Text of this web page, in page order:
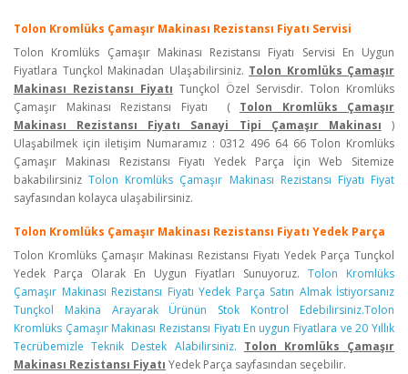
Tolon Kromlüks Çamaşır Makinası Rezistansı Fiyatı Servisi
Tolon Kromlüks Çamaşır Makinası Rezistansı Fiyatı Servisi En Uygun
Fiyatlara Tunçkol Makinadan Ulaşabilirsiniz. Tolon Kromlüks Çamaşır
Makinası Rezistansı Fiyatı Tunçkol Özel Servisdir. Tolon Kromlüks
Çamaşır Makinası Rezistansı Fiyatı ( Tolon Kromlüks Çamaşır
Makinası Rezistansı Fiyatı Sanayi Tipi Çamaşır Makinası )
Ulaşabilmek için iletişim Numaramız : 0312 496 64 66 Tolon Kromlüks
Çamaşır Makinası Rezistansı Fiyatı Yedek Parça İçin Web Sitemize
bakabilirsinizTolon Kromlüks Çamaşır Makinası Rezistansı Fiyatı Fiyat
sayfasından kolayca ulaşabilirsiniz.
Tolon Kromlüks Çamaşır Makinası Rezistansı Fiyatı Yedek Parça
Tolon Kromlüks Çamaşır Makinası Rezistansı Fiyatı Yedek Parça Tunçkol
Yedek Parça Olarak En Uygun Fiyatları Sunuyoruz. Tolon Kromlüks
Çamaşır Makinası Rezistansı Fiyatı Yedek Parça Satın Almak İstiyorsanız
Tunçkol Makina Arayarak Ürünün Stok Kontrol Edebilirsiniz.Tolon
Kromlüks Çamaşır Makinası Rezistansı Fiyatı En uygun Fiyatlara ve 20 Yıllık
Tecrübemizle Teknik Destek Alabilirsiniz. Tolon Kromlüks Çamaşır
Makinası Rezistansı Fiyatı Yedek Parça sayfasından seçebilir.